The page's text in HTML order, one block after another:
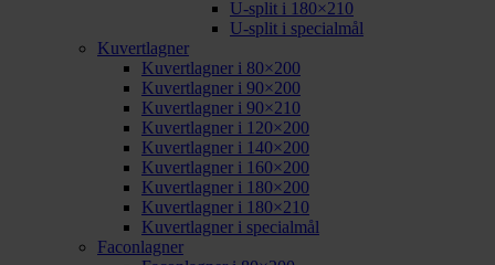
U-split i 180×210
U-split i specialmål
Kuvertlagner
Kuvertlagner i 80×200
Kuvertlagner i 90×200
Kuvertlagner i 90×210
Kuvertlagner i 120×200
Kuvertlagner i 140×200
Kuvertlagner i 160×200
Kuvertlagner i 180×200
Kuvertlagner i 180×210
Kuvertlagner i specialmål
Faconlagner